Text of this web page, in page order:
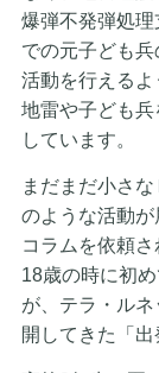
爆弾不発弾処理
での元子ども
活動を行えるよ
地雷や子ども
しています。
まだまだ小さ
のような活動
コラムを依頼
18歳の時に初
が、テラ・ル
開してきた「